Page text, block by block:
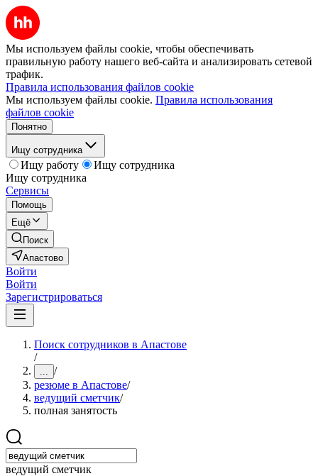
Мы используем файлы cookie, чтобы обеспечивать
правильную работу нашего веб-сайта и анализировать сетевой
трафик.
Правила использования файлов cookie
Мы используем файлы cookie. Правила использования
файлов cookie
Понятно
Ищу сотрудника
Ищу работу
Ищу сотрудника
Ищу сотрудника
Сервисы
Помощь
Ещё
Поиск
Апастово
Войти
Войти
Зарегистрироваться
Поиск сотрудников в Апастове
/
... /
резюме в Апастове/
ведущий сметчик/
полная занятость
ведущий сметчик